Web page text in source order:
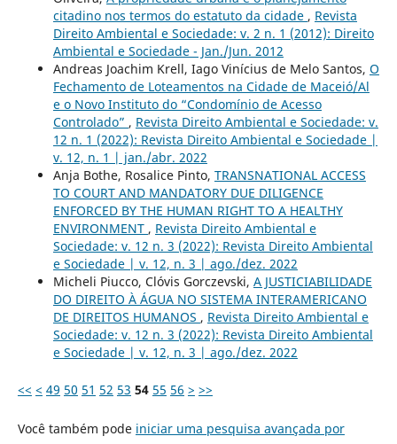
citadino nos termos do estatuto da cidade , Revista
Direito Ambiental e Sociedade: v. 2 n. 1 (2012): Direito
Ambiental e Sociedade - Jan./Jun. 2012
Andreas Joachim Krell, Iago Vinícius de Melo Santos, O
Fechamento de Loteamentos na Cidade de Maceió/Al
e o Novo Instituto do “Condomínio de Acesso
Controlado” , Revista Direito Ambiental e Sociedade: v.
12 n. 1 (2022): Revista Direito Ambiental e Sociedade |
v. 12, n. 1 | jan./abr. 2022
Anja Bothe, Rosalice Pinto, TRANSNATIONAL ACCESS
TO COURT AND MANDATORY DUE DILIGENCE
ENFORCED BY THE HUMAN RIGHT TO A HEALTHY
ENVIRONMENT , Revista Direito Ambiental e
Sociedade: v. 12 n. 3 (2022): Revista Direito Ambiental
e Sociedade | v. 12, n. 3 | ago./dez. 2022
Micheli Piucco, Clóvis Gorczevski, A JUSTICIABILIDADE
DO DIREITO À ÁGUA NO SISTEMA INTERAMERICANO
DE DIREITOS HUMANOS , Revista Direito Ambiental e
Sociedade: v. 12 n. 3 (2022): Revista Direito Ambiental
e Sociedade | v. 12, n. 3 | ago./dez. 2022
<< < 49 50 51 52 53 54 55 56 > >>
Você também pode iniciar uma pesquisa avançada por